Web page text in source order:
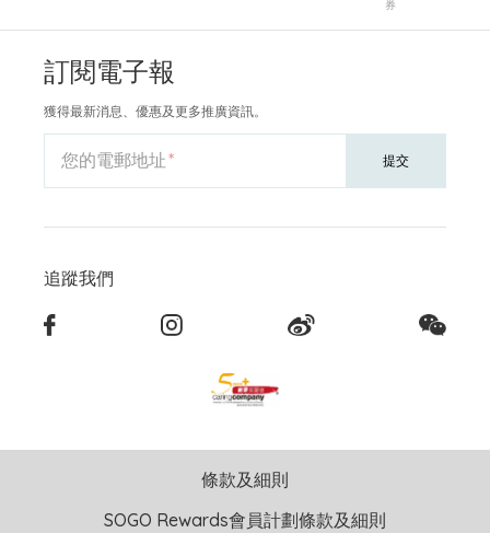
券
訂閱電子報
獲得最新消息、優惠及更多推廣資訊。
您的電郵地址 提交
追蹤我們
條款及細則
SOGO Rewards會員計劃條款及細則